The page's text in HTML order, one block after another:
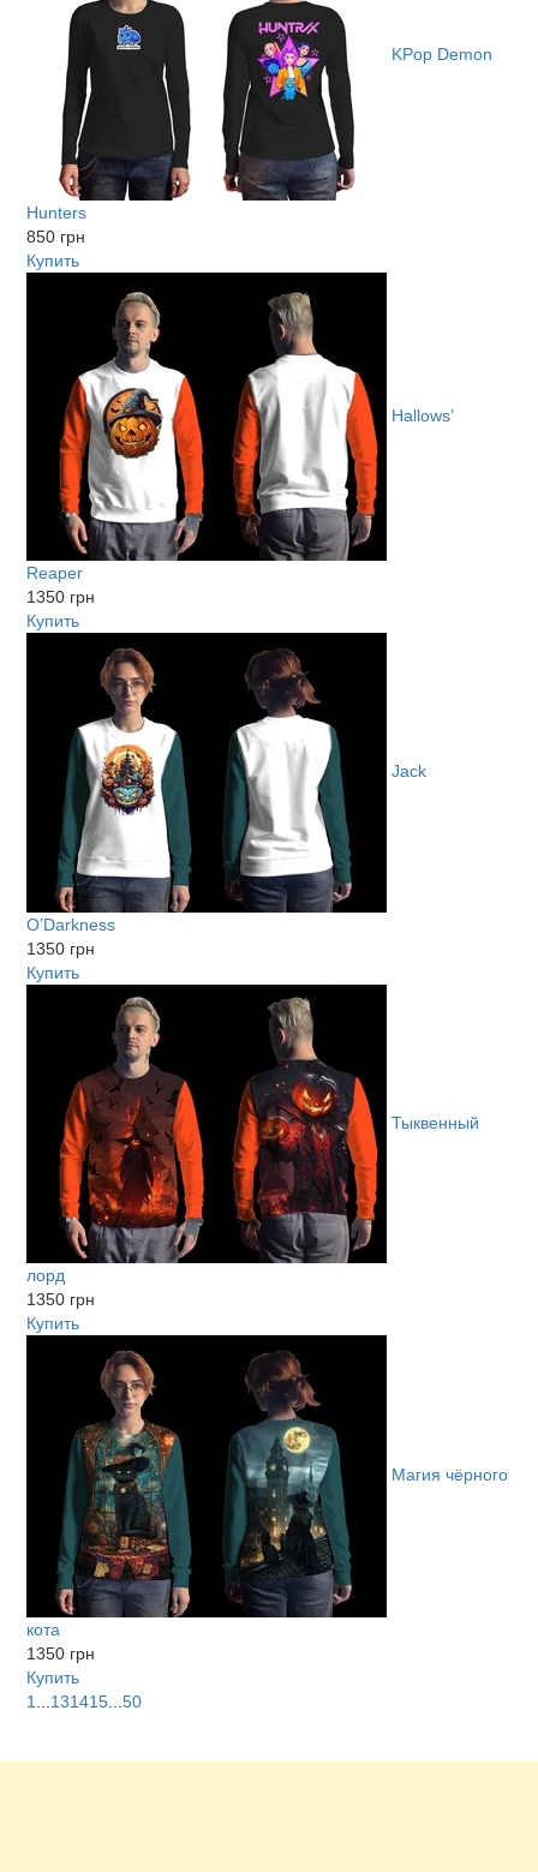
KPop Demon
Hunters
850 грн
Купить
Hallows’
Reaper
1350 грн
Купить
Jack
O’Darkness
1350 грн
Купить
Тыквенный
лорд
1350 грн
Купить
Магия чёрного
кота
1350 грн
Купить
1
131415 ...50